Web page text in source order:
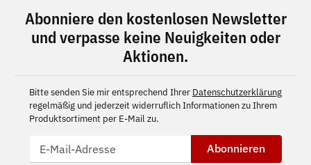
Abonniere den kostenlosen Newsletter
und verpasse keine Neuigkeiten oder
Aktionen.
Bitte senden Sie mir entsprechend Ihrer Datenschutzerklärung
regelmäßig und jederzeit widerruflich Informationen zu Ihrem
Produktsortiment per E-Mail zu.
Abonnieren